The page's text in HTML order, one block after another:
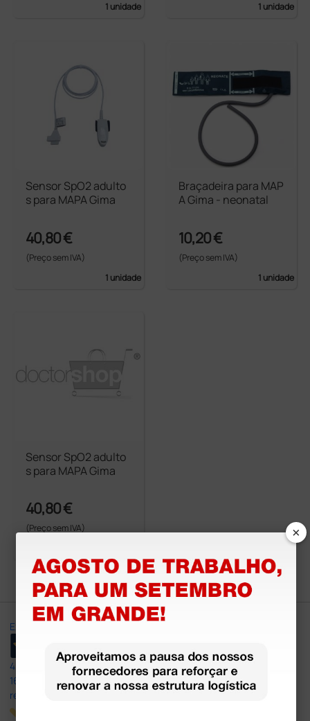
1 unidade
1 unidade
Sensor SpO2 adulto
s para MAPA Gima
40,80 €
(Preço sem IVA)
1 unidade
Braçadeira para MAP
A Gima - neonatal
10,20 €
(Preço sem IVA)
1 unidade
Sensor SpO2 adulto
s para MAPA Gima
40,80 €
(Preço sem IVA)
Excellent
4,8
165
reviews
×